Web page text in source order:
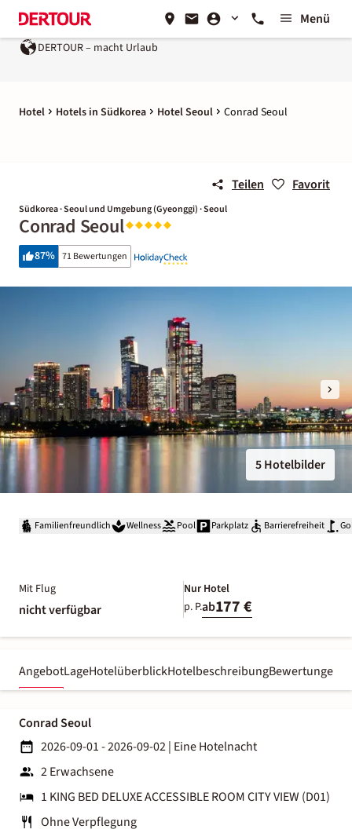
Menü
DERTOUR – macht Urlaub
Hotel Hotels in Südkorea Hotel Seoul Conrad Seoul
Teilen Favorit
Südkorea · Seoul und Umgebung (Gyeonggi) · Seoul
Conrad Seoul
87% 71 Bewertungen
5 Hotelbilder
Familienfreundlich Wellness Pool Parkplatz Barrierefreiheit
Mit Flug
nicht verfügbar
Nur Hotel
p. P.ab177 €
AngebotLageHotelüberblickHotelbeschreibungBewertungen
Conrad Seoul
2026-09-01 - 2026-09-02| Eine Hotelnacht
2 Erwachsene
1 KING BED DELUXE ACCESSIBLE ROOM CITY VIEW (D01)
Ohne Verpflegung